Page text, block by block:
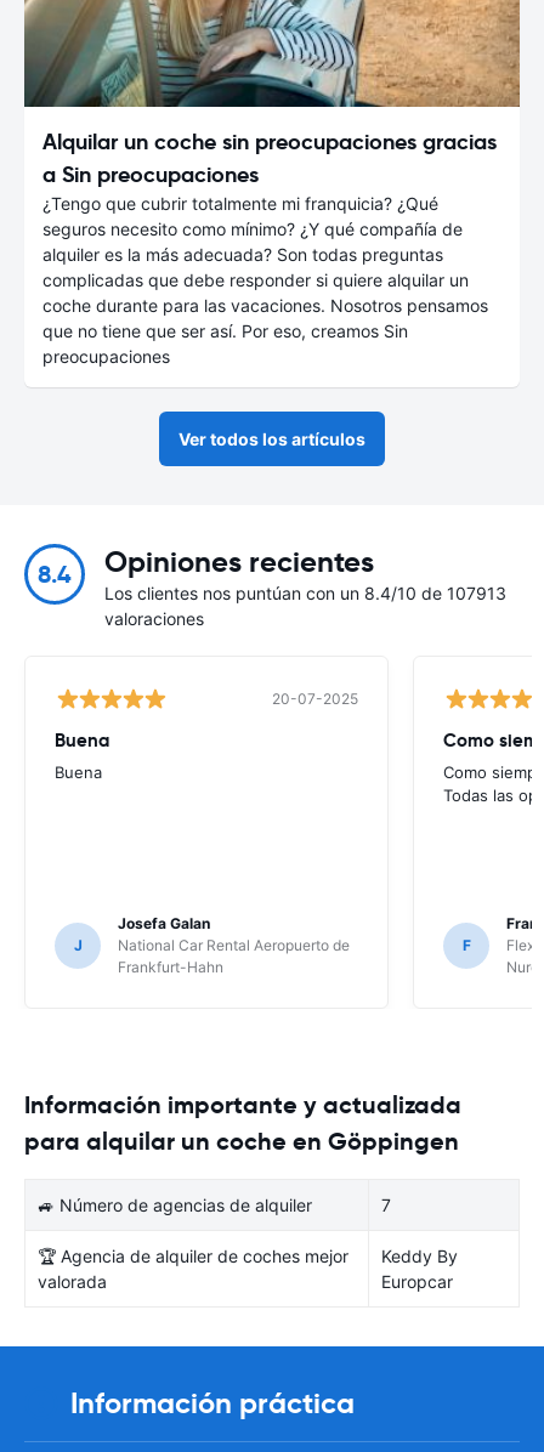
Alquilar un coche sin preocupaciones gracias
a Sin preocupaciones
¿Tengo que cubrir totalmente mi franquicia? ¿Qué
seguros necesito como mínimo? ¿Y qué compañía de
alquiler es la más adecuada? Son todas preguntas
complicadas que debe responder si quiere alquilar un
coche durante para las vacaciones. Nosotros pensamos
que no tiene que ser así. Por eso, creamos Sin
preocupaciones
Ver todos los artículos
8.4 Opiniones recientes
Los clientes nos puntúan con un 8.4/10 de 107913
valoraciones
20-07-2025
Buena
Buena
J
Josefa Galan
National Car Rental Aeropuerto de
Frankfurt-Hahn
Como
Como
Todas las
F
Flex
Información importante y actualizada
para alquilar un coche en Göppingen
🚙 Número de agencias de alquiler 7
🏆 Agencia de alquiler de coches mejor
valorada
Keddy By
Europcar
Información práctica